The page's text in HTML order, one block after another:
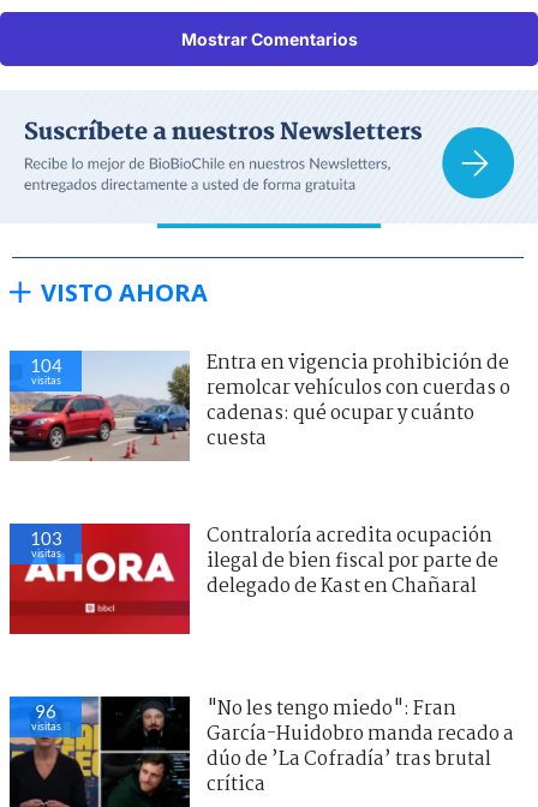
Mostrar Comentarios
VISTO AHORA
104
visitas
Entra en vigencia prohibición de
remolcar vehículos con cuerdas o
cadenas: qué ocupar y cuánto
cuesta
103
visitas
Contraloría acredita ocupación
ilegal de bien fiscal por parte de
delegado de Kast en Chañaral
96
visitas
"No les tengo miedo": Fran
García-Huidobro manda recado a
dúo de ’La Cofradía’ tras brutal
crítica